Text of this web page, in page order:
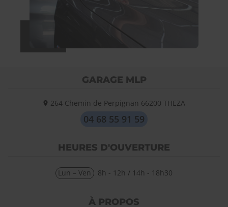
GARAGE MLP
264 Chemin de Perpignan 66200 THEZA
04 68 55 91 59
HEURES D'OUVERTURE
Lun – Ven 8h - 12h / 14h - 18h30
À PROPOS